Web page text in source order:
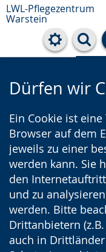
LWL-Pflegezentrum
Warstein
Dürfen wir
Ein Cookie ist
Browser auf dem
jeweils zu einer
werden kann. Sie
den
und zu
werden. Bitte
Drittanbietern
auch in